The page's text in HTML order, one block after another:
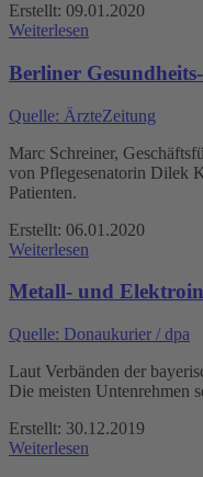
Erstellt: 09.01.2020
Weiterlesen
Berliner
Quelle: ÄrzteZeitung
Marc Schreiner,
von Pflegesenatorin Dilek
Patienten.
Erstellt: 06.01.2020
Weiterlesen
Metall- und
Quelle: Donaukurier / dpa
Laut Verbänden der
Die meisten Untenrehmen
Erstellt: 30.12.2019
Weiterlesen